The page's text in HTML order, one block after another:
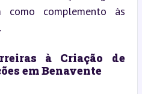
como complemento às
à Criação de
em Benavente